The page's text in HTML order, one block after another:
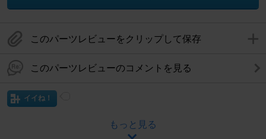
このパーツレビューをクリップして保存
このパーツレビューのコメントを見る
イイね！
もっと見る